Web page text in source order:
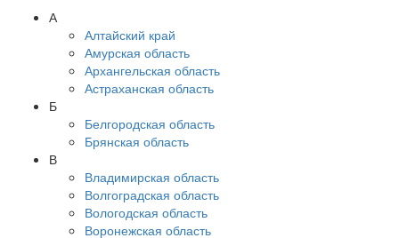
А
Алтайский край
Амурская область
Архангельская область
Астраханская область
Б
Белгородская область
Брянская область
В
Владимирская область
Волгоградская область
Вологодская область
Воронежская область